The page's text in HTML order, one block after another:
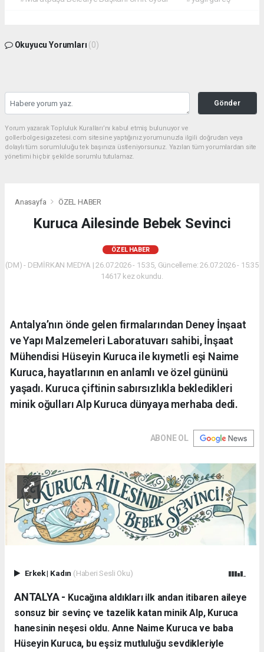
Okuyucu Yorumları (0)
Gönder
Yorum yazarak Topluluk Kuralları’nı kabul etmiş bulunuyor ve
gollerbolgesigazetesi.com sitesine yaptığınız yorumunuzla ilgili doğrudan veya
dolaylı tüm sorumluluğu tek başınıza üstleniyorsunuz. Yazılan tüm yorumlardan site
yönetimi hiçbir şekilde sorumlu tutulamaz.
Anasayfa ÖZEL HABER
Kuruca Ailesinde Bebek Sevinci
ÖZEL HABER
(DM) - DEMİRKAN MEDYA | 26.07.2026 - 15:35, Güncelleme: 26.07.2026 - 15:35
14617 kez okundu.
Antalya’nın önde gelen firmalarından Deney İnşaat
ve Yapı Malzemeleri Laboratuvarı sahibi, İnşaat
Mühendisi Hüseyin Kuruca ile kıymetli eşi Naime
Kuruca, hayatlarının en anlamlı ve özel gününü
yaşadı. Kuruca çiftinin sabırsızlıkla bekledikleri
minik oğulları Alp Kuruca dünyaya merhaba dedi.
ABONE OL
Erkek| Kadın (Haberi Sesli Oku)
ANTALYA - ​ Kucağına aldıkları ilk andan itibaren aileye
sonsuz bir sevinç ve tazelik katan minik Alp, Kuruca
hanesinin neşesi oldu. Anne Naime Kuruca ve baba
Hüseyin Kuruca, bu eşsiz mutluluğu sevdikleriyle